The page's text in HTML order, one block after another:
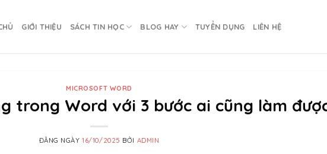
GIỚI THIỆU SÁCH TIN HỌC BLOG HAY TUYỂN DỤNG LIÊN HỆ
MICROSOFT WORD
trong Word với 3 bước ai cũng làm
ĐĂNG NGÀY16/10/2025 BỞI ADMIN